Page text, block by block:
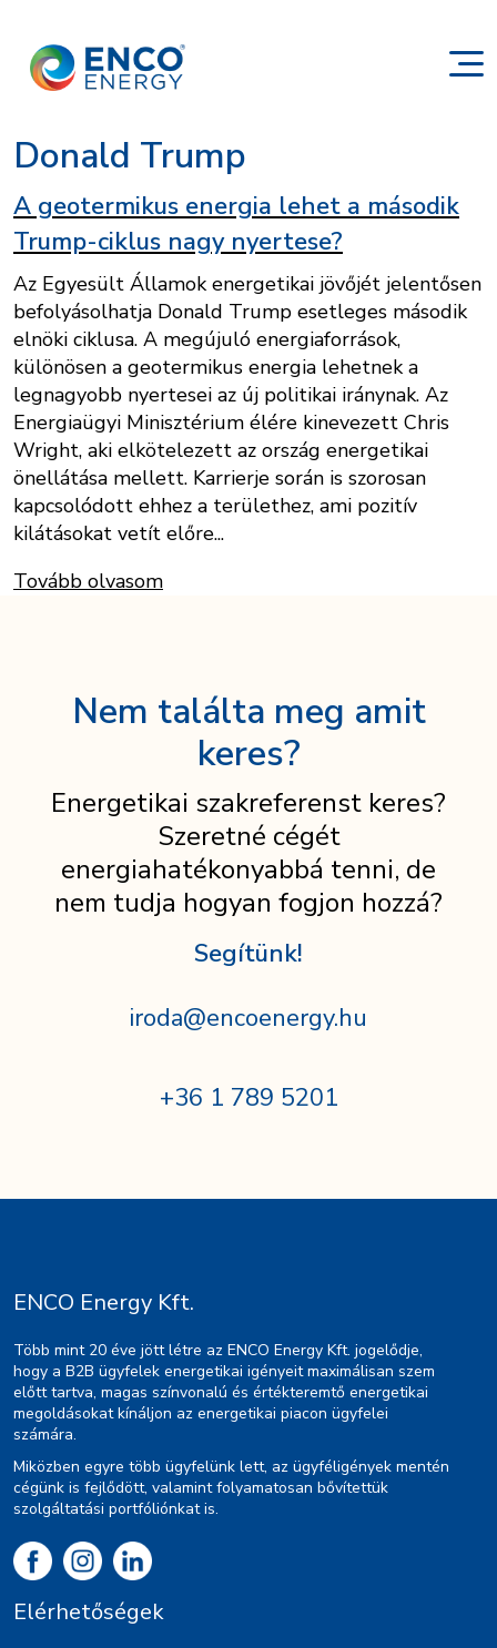
Donald Trump
A geotermikus energia lehet a második
Trump-ciklus nagy nyertese?
Az Egyesült Államok energetikai jövőjét jelentősen
befolyásolhatja Donald Trump esetleges második
elnöki ciklusa. A megújuló energiaforrások,
különösen a geotermikus energia lehetnek a
legnagyobb nyertesei az új politikai iránynak. Az
Energiaügyi Minisztérium élére kinevezett Chris
Wright, aki elkötelezett az ország energetikai
önellátása mellett. Karrierje során is szorosan
kapcsolódott ehhez a területhez, ami pozitív
kilátásokat vetít előre...
Tovább olvasom
Nem találta meg amit
keres?
Energetikai szakreferenst keres?
Szeretné cégét
energiahatékonyabbá tenni, de
nem tudja hogyan fogjon hozzá?
Segítünk!
iroda@encoenergy.hu
+36 1 789 5201
ENCO Energy Kft.
Több mint 20 éve jött létre az ENCO Energy Kft. jogelődje,
hogy a B2B ügyfelek energetikai igényeit maximálisan szem
előtt tartva, magas színvonalú és értékteremtő energetikai
megoldásokat kínáljon az energetikai piacon ügyfelei
számára.
Miközben egyre több ügyfelünk lett, az ügyféligények mentén
cégünk is fejlődött, valamint folyamatosan bővítettük
szolgáltatási portfóliónkat is.
Elérhetőségek